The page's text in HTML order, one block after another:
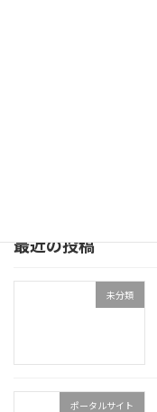
最近の投稿
未分類
ポータルサイト